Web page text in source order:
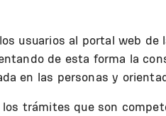
usuarios al portal web
de esta forma la
en las personas y
trámites que son